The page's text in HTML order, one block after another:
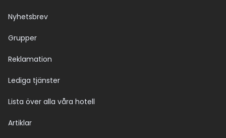
Nyhetsbrev
Grupper
Reklamation
Lediga tjänster
Lista över alla våra hotell
Artiklar